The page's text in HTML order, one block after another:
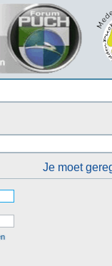
Je moet